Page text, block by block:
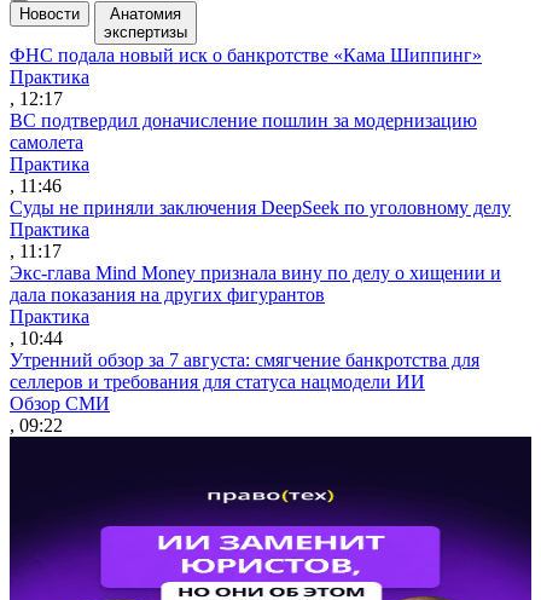
Новости
Анатомия
экспертизы
ФНС подала новый иск о банкротстве «Кама Шиппинг»
Практика
, 12:17
ВС подтвердил доначисление пошлин за модернизацию
самолета
Практика
, 11:46
Суды не приняли заключения DeepSeek по уголовному делу
Практика
, 11:17
Экс-глава Mind Money признала вину по делу о хищении и
дала показания на других фигурантов
Практика
, 10:44
Утренний обзор за 7 августа: смягчение банкротства для
селлеров и требования для статуса нацмодели ИИ
Обзор СМИ
, 09:22